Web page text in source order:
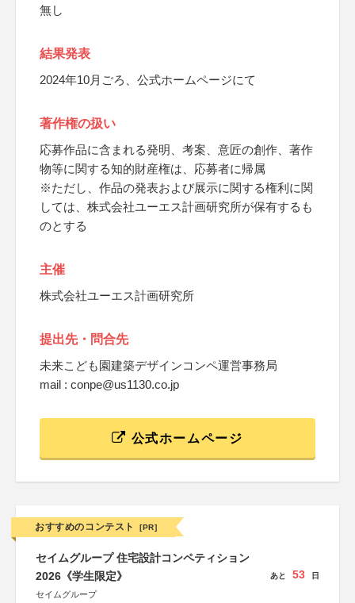
無し
結果発表
2024年10月ごろ、公式ホームページにて
著作権の扱い
応募作品に含まれる発明、考案、意匠の創作、著作
物等に関する知的財産権は、応募者に帰属
※ただし、作品の発表および展示に関する権利に関
しては、株式会社ユーエス計画研究所が保有するも
のとする
主催
株式会社ユーエス計画研究所
提出先・問合先
未来こども園建築デザインコンペ運営事務局
mail : conpe@us1130.co.jp
公式ホームページ
おすすめのコンテスト [PR]
セイムグループ 住宅設計コンペティション
2026《学生限定》
セイムグループ
あと 53 日